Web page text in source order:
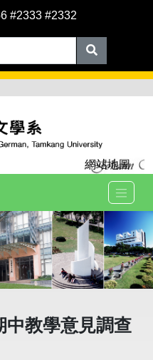
#2333 #2332
網站地圖
中教學意見調查